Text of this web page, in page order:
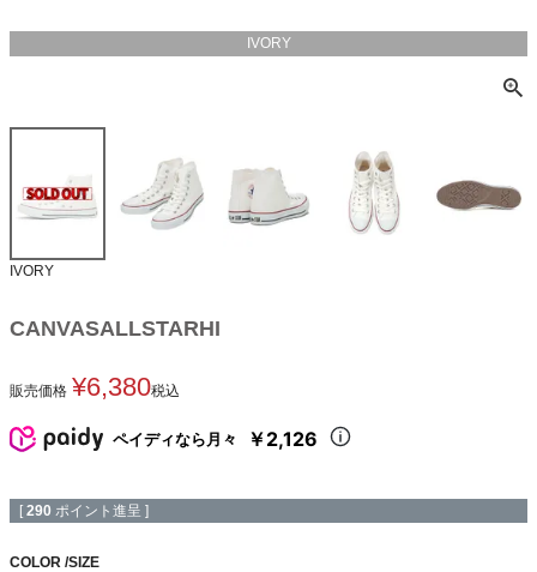
IVORY
IVORY
CANVASALLSTARHI
販売価格 ¥6,380税込
ペイディなら月々 ￥2,126
[ 290 ポイント進呈 ]
COLOR SIZE